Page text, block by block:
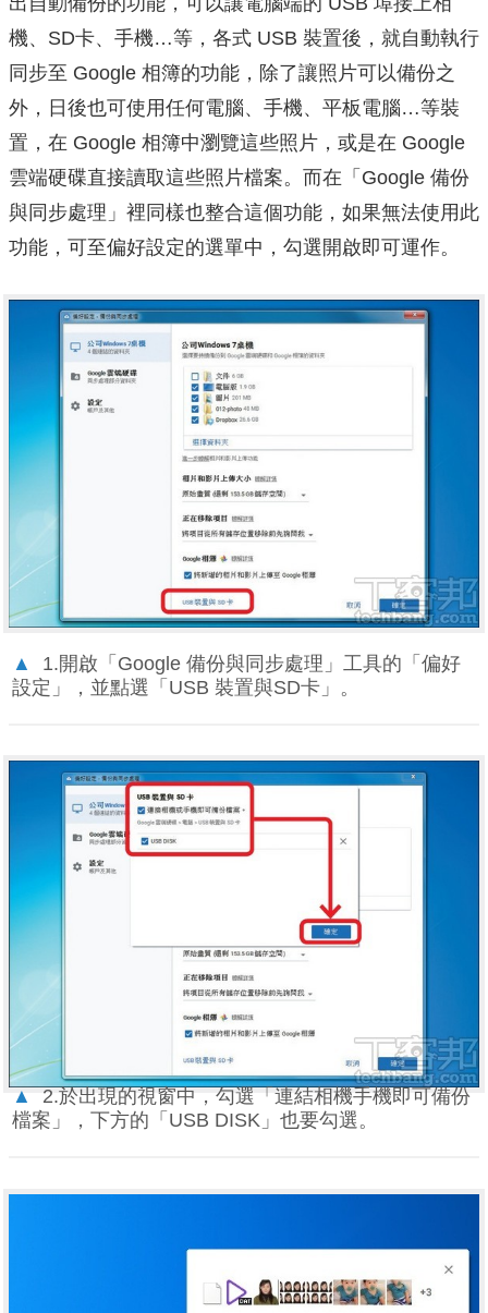
機、SD卡、手機…等，各式 USB 裝置後，就自動執行
同步至 Google 相簿的功能，除了讓照片可以備份之
外，日後也可使用任何電腦、手機、平板電腦…等裝
置，在 Google 相簿中瀏覽這些照片，或是在 Google
雲端硬碟直接讀取這些照片檔案。而在「Google 備份
與同步處理」裡同樣也整合這個功能，如果無法使用此
功能，可至偏好設定的選單中，勾選開啟即可運作。
▲
1.開啟「Google 備份與同步處理」工具的「偏好
設定」，並點選「USB 裝置與SD卡」。
▲
2.於出現的視窗中，勾選「連結相機手機即可備份
檔案」，下方的「USB DISK」也要勾選。